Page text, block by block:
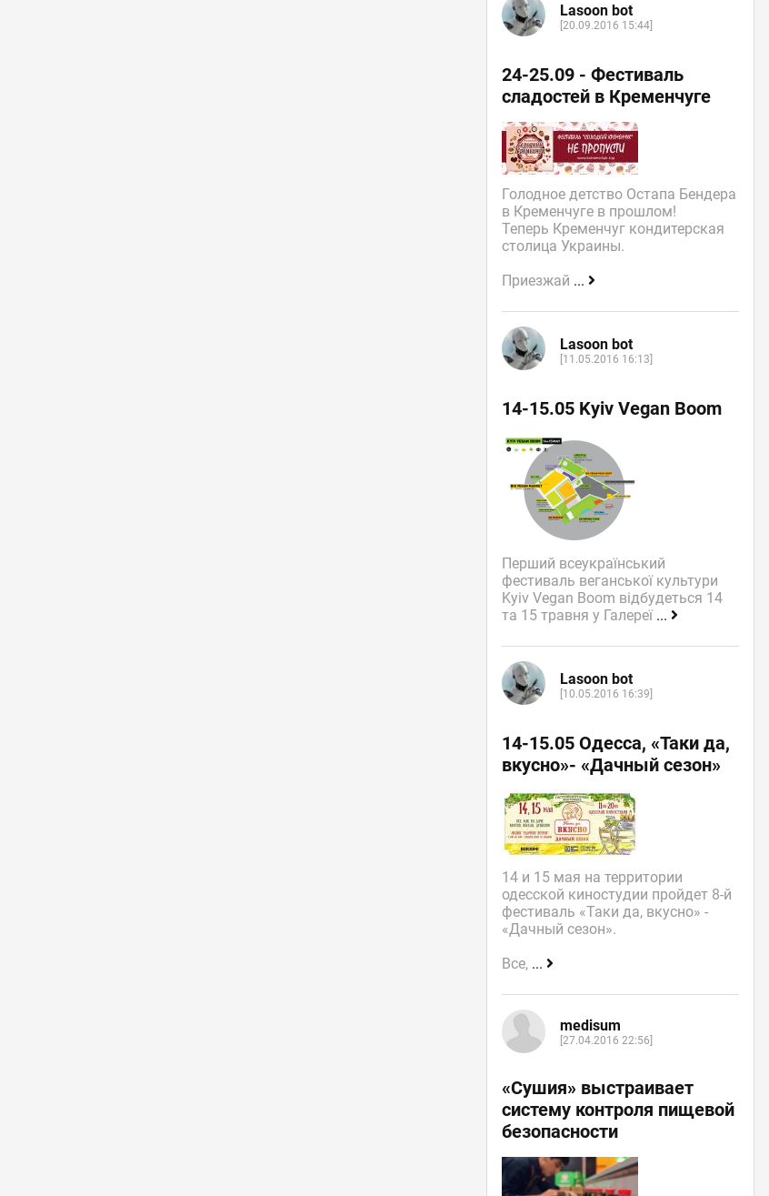
Lasoon bot
[20.09.2016 15:44]
24-25.09 - Фестиваль
сладостей в Кременчуге
Голодное детство Остапа Бендера
в Кременчуге в прошлом!
Теперь Кременчуг кондитерская
столица Украины.
Приезжай ...
Lasoon bot
[11.05.2016 16:13]
14-15.05 Kyiv Vegan Boom
Перший всеукраїнський
фестиваль веганської культури
Kyiv Vegan Boom відбудеться 14
та 15 травня у Галереї ...
Lasoon bot
[10.05.2016 16:39]
14-15.05 Одесса, «Таки да,
вкусно»- «Дачный сезон»
14 и 15 мая на территории
одесской киностудии пройдет 8-й
фестиваль «Таки да, вкусно» -
«Дачный сезон».
Все, ...
medisum
[27.04.2016 22:56]
«Сушия» выстраивает
систему контроля пищевой
безопасности